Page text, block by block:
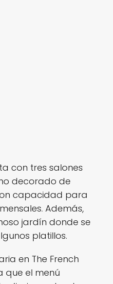
con tres salones
decorado de
capacidad para
Además,
jardín donde se
platillos.
en The French
que el menú